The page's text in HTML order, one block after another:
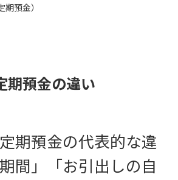
預金）
期預金の違い
期預金の代表的な違
間」「お引出しの自